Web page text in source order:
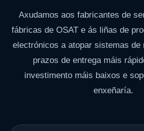
Axudamos aos fabricantes de
fábricas de OSAT e ás liñas de
electrónicos a atopar sistemas de
prazos de entrega máis
investimento máis baixos e
enxeñaría.